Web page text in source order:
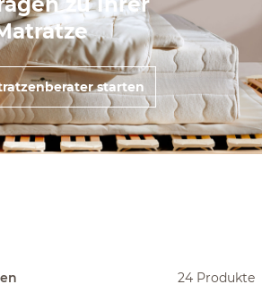
starten
24 Produkte